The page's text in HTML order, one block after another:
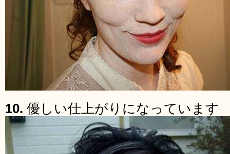
10. 優しい仕上がりになっています